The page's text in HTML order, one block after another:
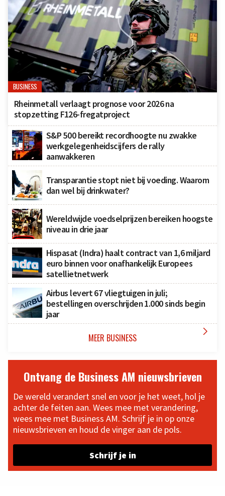
BUSINESS
Rheinmetall verlaagt prognose voor 2026 na
stopzetting F126-fregatproject
S&P 500 bereikt recordhoogte nu zwakke
werkgelegenheidscijfers de rally
aanwakkeren
Transparantie stopt niet bij voeding. Waarom
dan wel bij drinkwater?
Wereldwijde voedselprijzen bereiken hoogste
niveau in drie jaar
Hispasat (Indra) haalt contract van 1,6 miljard
euro binnen voor onafhankelijk Europees
satellietnetwerk
Airbus levert 67 vliegtuigen in juli;
bestellingen overschrijden 1.000 sinds begin
jaar
MEER BUSINESS 
Ontvang de Business AM nieuwsbrieven
De wereld verandert snel en voor je het weet, hol je
achter de feiten aan. Wees mee met verandering,
wees mee met Business AM. Schrijf je in op onze
nieuwsbrieven en houd de vinger aan de pols.
Schrijf je in